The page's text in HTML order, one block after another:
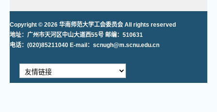
Copyright © 2026 华南师范大学工会委员会 All rights reserved
地址：广州市天河区中山大道西55号 邮编：510631
电话：(020)85211040 E-mail：scnugh@m.scnu.edu.cn